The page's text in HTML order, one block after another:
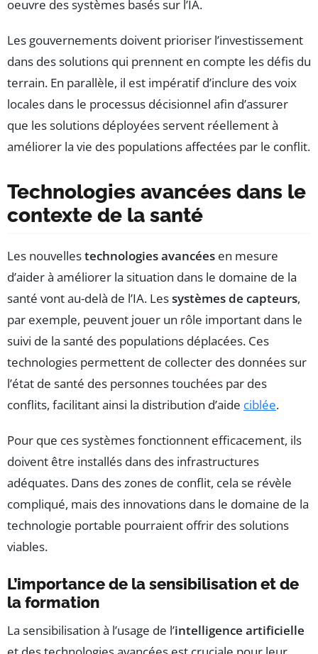
oeuvre des systèmes basés sur l’IA.
Les gouvernements doivent prioriser l’investissement
dans des solutions qui prennent en compte les défis du
terrain. En parallèle, il est impératif d’inclure des voix
locales dans le processus décisionnel afin d’assurer
que les solutions déployées servent réellement à
améliorer la vie des populations affectées par le conflit.
Technologies avancées dans le
contexte de la santé
Les nouvellestechnologies avancées en mesure
d’aider à améliorer la situation dans le domaine de la
santé vont au-delà de l’IA. Lessystèmes de capteurs,
par exemple, peuvent jouer un rôle important dans le
suivi de la santé des populations déplacées. Ces
technologies permettent de collecter des données sur
l’état de santé des personnes touchées par des
conflits, facilitant ainsi la distribution d’aide ciblée.
Pour que ces systèmes fonctionnent efficacement, ils
doivent être installés dans des infrastructures
adéquates. Dans des zones de conflit, cela se révèle
compliqué, mais des innovations dans le domaine de la
technologie portable pourraient offrir des solutions
viables.
L’importance de la sensibilisation et de
la formation
La sensibilisation à l’usage de l’intelligence artificielle